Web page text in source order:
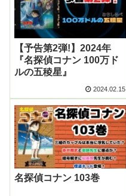
【予告第2弾!】2024年
『名探偵コナン 100万ド
ルの五稜星』
2024.02.15
名探偵コナン 103巻